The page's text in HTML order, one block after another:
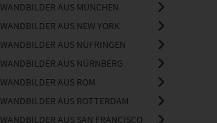
WANDBILDER AUS MÜNCHEN
WANDBILDER AUS NEW YORK
WANDBILDER AUS NUFRINGEN
WANDBILDER AUS NÜRNBERG
WANDBILDER AUS ROM
WANDBILDER AUS ROTTERDAM
WANDBILDER AUS SAN FRANCISCO